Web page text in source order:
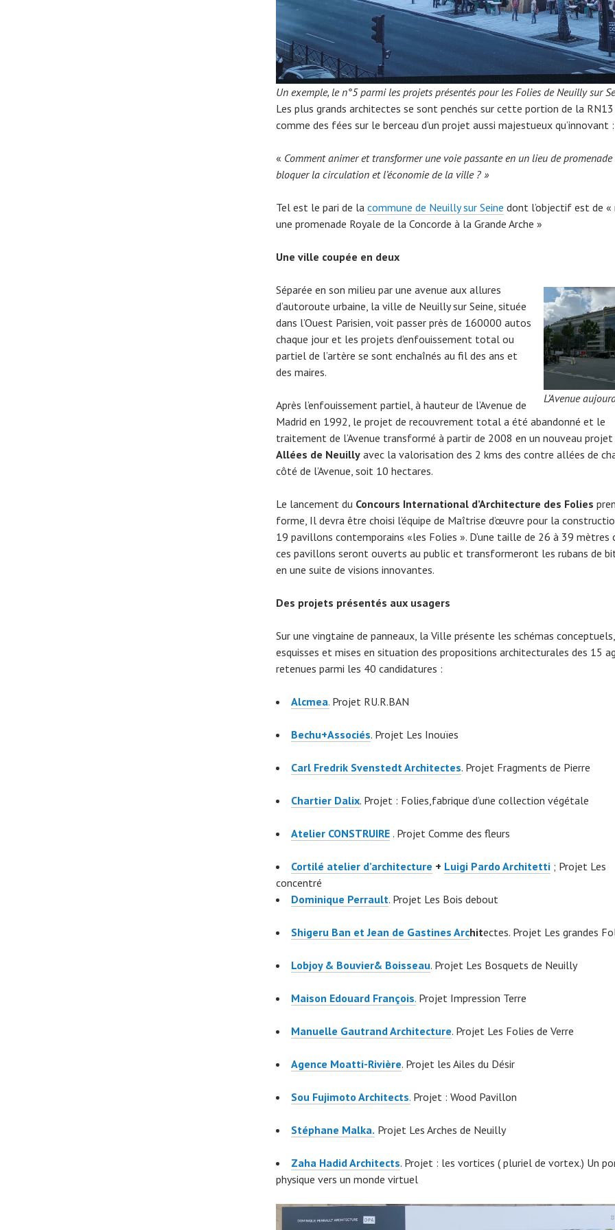
Un exemple, le n°5 parmi les projets présentés pour les Folies de Neuilly sur
Les plus grands architectes se sont penchés sur cette portion de la RN13
comme des fées sur le berceau d’un projet aussi majestueux qu’innovant :
« Comment animer et transformer une voie passante en un lieu de promenade
bloquer la circulation et l’économie de la ville ? »
Tel est le pari de la commune de Neuilly sur Seine dont l’objectif est de «
une promenade Royale de la Concorde à la Grande Arche »
Une ville coupée en deux
L’Avenue
Séparée en son milieu par une avenue aux allures
d’autoroute urbaine, la ville de Neuilly sur Seine, située
dans l’Ouest Parisien, voit passer près de 160000 autos
chaque jour et les projets d’enfouissement total ou
partiel de l’artère se sont enchaînés au fil des ans et
des maires.
Après l’enfouissement partiel, à hauteur de l’Avenue de
Madrid en 1992, le projet de recouvrement total a été abandonné et le
traitement de l’Avenue transformé à partir de 2008 en un nouveau projet
Allées de Neuilly avec la valorisation des 2 kms des contre allées de
côté de l’Avenue, soit 10 hectares.
Le lancement du Concours International d’Architecture des Folies
forme, Il devra être choisi l’équipe de Maîtrise d’œuvre pour la
19 pavillons contemporains «les Folies ». D’une taille de 26 à 39 mètres
ces pavillons seront ouverts au public et transformeront les rubans de
en une suite de visions innovantes.
Des projets présentés aux usagers
Sur une vingtaine de panneaux, la Ville présente les schémas conceptuels,
esquisses et mises en situation des propositions architecturales des 15
retenues parmi les 40 candidatures :
Alcmea. Projet RU.R.BAN
Bechu+Associés. Projet Les Inouïes
Carl Fredrik Svenstedt Architectes. Projet Fragments de Pierre
Chartier Dalix. Projet : Folies,fabrique d’une collection végétale
Atelier CONSTRUIRE . Projet Comme des fleurs
Cortilé atelier d’architecture + Luigi Pardo Architetti ; Projet Les
concentré
Dominique Perrault. Projet Les Bois debout
Shigeru Ban et Jean de Gastines Architectes. Projet Les grandes
Lobjoy & Bouvier& Boisseau. Projet Les Bosquets de Neuilly
Maison Edouard François. Projet Impression Terre
Manuelle Gautrand Architecture. Projet Les Folies de Verre
Agence Moatti-Rivière. Projet les Ailes du Désir
Sou Fujimoto Architects. Projet : Wood Pavillon
Stéphane Malka. Projet Les Arches de Neuilly
Zaha Hadid Architects. Projet : les vortices ( pluriel de vortex.) Un
physique vers un monde virtuel